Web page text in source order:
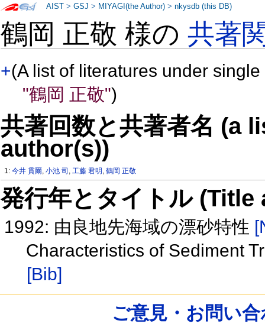
鶴岡 正敬 様の共著
+(A list of literatures under
"鶴岡 正敬")
共著回数と共著者名 (a
author(s))
1:今井 貫爾,小池 司 ,工藤 君明 ,鶴岡 正敬
発行年とタイトル
1992: 由良地先海域の漂砂特性
Characteristics of Sediment
[Bib]
AIST >GSJ > MIYAGI(the Author) >nkysdb (this DB)
ご意見・お問い